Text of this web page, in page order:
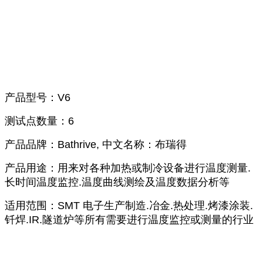
产品型号：V6
测试点数量：6
产品品牌：Bathrive, 中文名称：布瑞得
产品用途：用来对各种加热或制冷设备进行温度测量.
长时间温度监控.温度曲线测绘及温度数据分析等
适用范围：SMT 电子生产制造.冶金.热处理.烤漆涂装.
钎焊.IR.隧道炉等所有需要进行温度监控或测量的行业